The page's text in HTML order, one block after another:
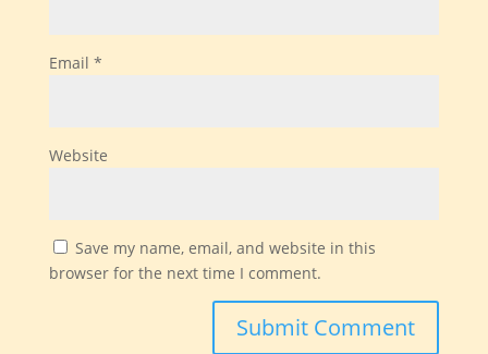
Email *
Website
Save my name, email, and website in this
browser for the next time I comment.